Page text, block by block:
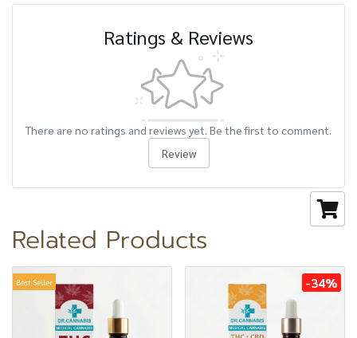
Ratings & Reviews
There are no ratings and reviews yet. Be the first to comment.
Review
Related Products
Best Seller -34%